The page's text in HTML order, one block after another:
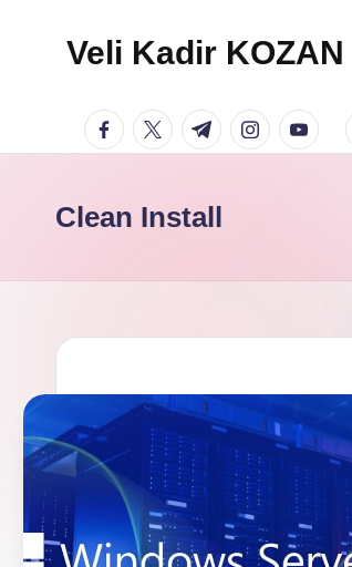
Veli Kadir
facebook.com
twitter.com
t.me
Clean Install